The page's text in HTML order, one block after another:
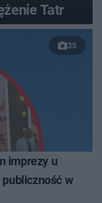
Tatr
35
imprezy u
publiczność w